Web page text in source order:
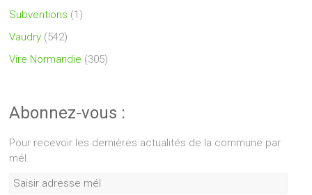
Subventions (1)
Vaudry (542)
Vire Normandie (305)
Abonnez-vous :
Pour recevoir les dernières actualités de la commune par
mél.
Saisir